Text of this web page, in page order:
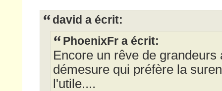
david a écrit:
PhoenixFr a écrit:
Encore un rêve de grandeurs
démesure qui préfère la
l'utile....